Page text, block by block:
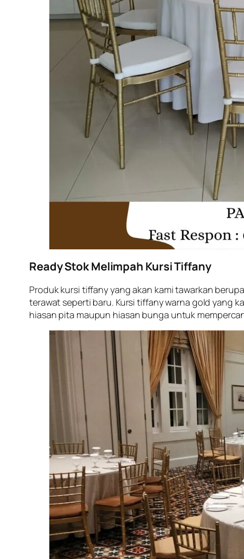
Ready Stok Melimpah Kursi Tiffany
Produk kursi tiffany yang akan kami tawarkan
terawat seperti baru. Kursi tiffany warna gold yang
hiasan pita maupun hiasan bunga untuk